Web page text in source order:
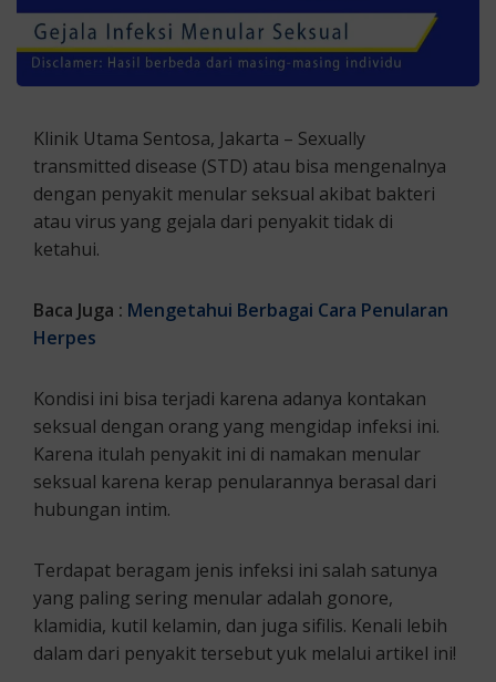
Klinik Utama Sentosa, Jakarta – Sexually
transmitted disease (STD) atau bisa mengenalnya
dengan penyakit menular seksual akibat bakteri
atau virus yang gejala dari penyakit tidak di
ketahui.
Baca Juga : Mengetahui Berbagai Cara Penularan
Herpes
Kondisi ini bisa terjadi karena adanya kontakan
seksual dengan orang yang mengidap infeksi ini.
Karena itulah penyakit ini di namakan menular
seksual karena kerap penularannya berasal dari
hubungan intim.
Terdapat beragam jenis infeksi ini salah satunya
yang paling sering menular adalah gonore,
klamidia, kutil kelamin, dan juga sifilis. Kenali lebih
dalam dari penyakit tersebut yuk melalui artikel ini!